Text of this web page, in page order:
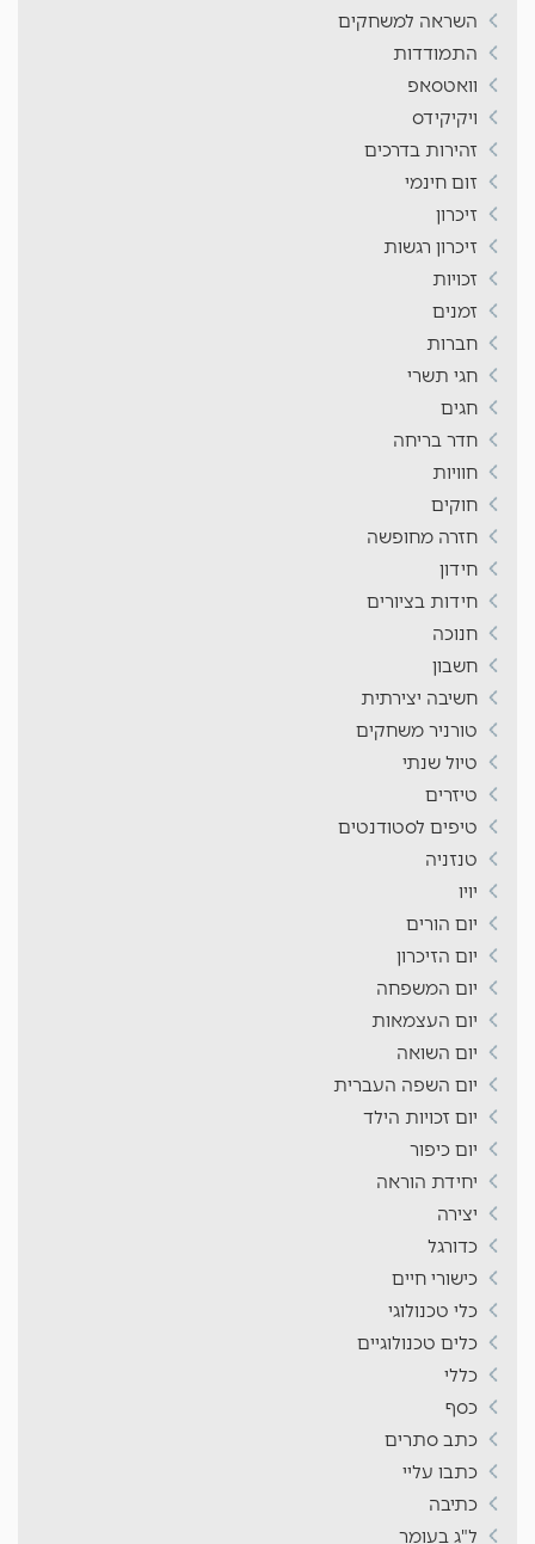
השראה למשחקים
התמודדות
וואטסאפ
ויקיקידס
זהירות בדרכים
זום חינמי
זיכרון
זיכרון רגשות
זכויות
זמנים
חברות
חגי תשרי
חגים
חדר בריחה
חוויות
חוקים
חזרה מחופשה
חידון
חידות בציורים
חנוכה
חשבון
חשיבה יצירתית
טורניר משחקים
טיול שנתי
טיזרים
טיפים לסטודנטים
טנזניה
יויו
יום הורים
יום הזיכרון
יום המשפחה
יום העצמאות
יום השואה
יום השפה העברית
יום זכויות הילד
יום כיפור
יחידת הוראה
יצירה
כדורגל
כישורי חיים
כלי טכנולוגי
כלים טכנולוגיים
כללי
כסף
כתב סתרים
כתבו עליי
כתיבה
ל"ג בעומר